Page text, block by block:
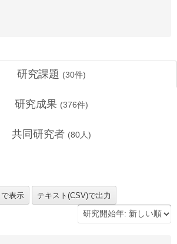
研究課題 (30件)
研究成果 (376件)
共同研究者 (80人)